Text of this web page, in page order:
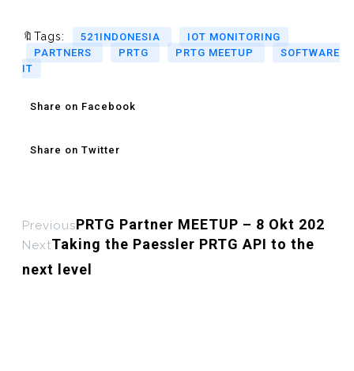
🔖Tags: 521INDONESIA
IOT MONITORING
PARTNERS
PRTG PRTG MEETUP
SOFTWARE
IT
Share on Facebook
Share on Twitter
PreviousPRTG Partner MEETUP – 8 Okt 202
NextTaking the Paessler PRTG API to the
next level